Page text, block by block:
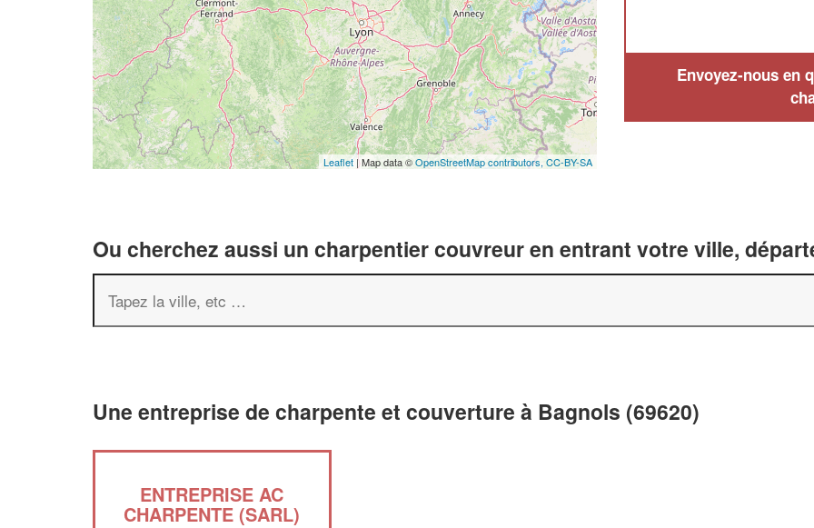
Leaflet | Map data ©OpenStreetMap contributors, CC-BY-SA
Envoyez-nous en
Ou cherchez aussi un charpentier couvreur en entrant votre ville,
Une entreprise de charpente et couverture à Bagnols (69620)
ENTREPRISE AC
CHARPENTE (SARL)